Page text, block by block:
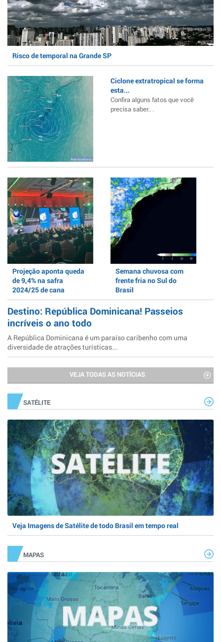
Risco de temporal na Grande SP
Ciclone extratropical se forma
esta...
Confira alguns fatos que você
precisa saber.. .
Projeção aponta queda
de 9,4% na safra
2024/25 de cana
Semana chuvosa com
frente fria no Sul do
Brasil
Destino: República Dominicana! Passeios
incríveis o ano todo
A República Dominicana é um paraíso caribenho com uma
diversidade de atrações turísticas...
VEJA TODAS AS NOTÍCIAS
SATÉLITE
Veja Imagens de Satélite de todo Brasil em tempo real
MAPAS